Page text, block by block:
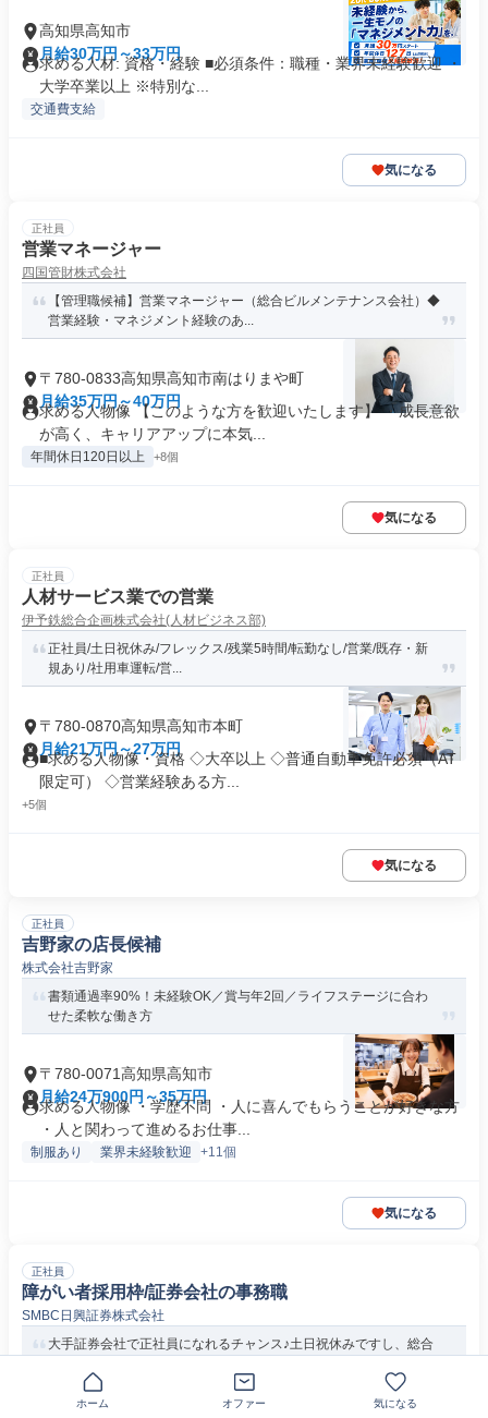
高知県高知市
月給30万円～33万円
求める人材: 資格・経験 ■必須条件：職種・業界未経験歓迎 ・
大学卒業以上 ※特別な...
交通費支給
気になる
正社員
営業マネージャー
四国管財株式会社
【管理職候補】営業マネージャー（総合ビルメンテナンス会社）◆
営業経験・マネジメント経験のあ...
〒780-0833高知県高知市南はりまや町
月給35万円～40万円
求める人物像 【このような方を歓迎いたします】 ・成長意欲
が高く、キャリアアップに本気...
年間休日120日以上 +8個
気になる
正社員
人材サービス業での営業
伊予鉄総合企画株式会社(人材ビジネス部)
正社員/土日祝休み/フレックス/残業5時間/転勤なし/営業/既存・新
規あり/社用車運転/営...
〒780-0870高知県高知市本町
月給21万円～27万円
■求める人物像・資格 ◇大卒以上 ◇普通自動車免許必須（AT
限定可） ◇営業経験ある方...
+5個
気になる
正社員
吉野家の店長候補
株式会社吉野家
書類通過率90%！未経験OK／賞与年2回／ライフステージに合わ
せた柔軟な働き方
〒780-0071高知県高知市
月給24万900円～35万円
求める人物像 ・学歴不問 ・人に喜んでもらうことが好きな方
・人と関わって進めるお仕事...
制服あり 業界未経験歓迎 +11個
気になる
正社員
障がい者採用枠/証券会社の事務職
SMBC日興証券株式会社
大手証券会社で正社員になれるチャンス♪土日祝休みですし、総合
ホーム オファー 気になる